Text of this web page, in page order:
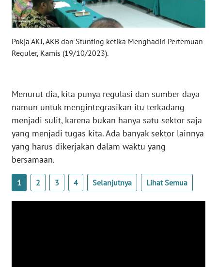
Pokja AKI, AKB dan Stunting ketika Menghadiri Pertemuan
Reguler, Kamis (19/10/2023).
Menurut dia, kita punya regulasi dan sumber daya
namun untuk mengintegrasikan itu terkadang
menjadi sulit, karena bukan hanya satu sektor saja
yang menjadi tugas kita. Ada banyak sektor lainnya
yang harus dikerjakan dalam waktu yang
bersamaan.
1 2 3 4 Selanjutnya Lihat Semua
WN
NTB
WN
SULTENG
BABEL
WN
SUMBAR